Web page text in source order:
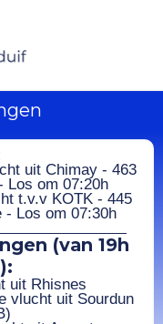
uit Chimay - 463
Los om 07:20h
t.v.v KOTK - 445
- Los om 07:30h
(van 19h
uit Rhisnes
vlucht uit Sourdun